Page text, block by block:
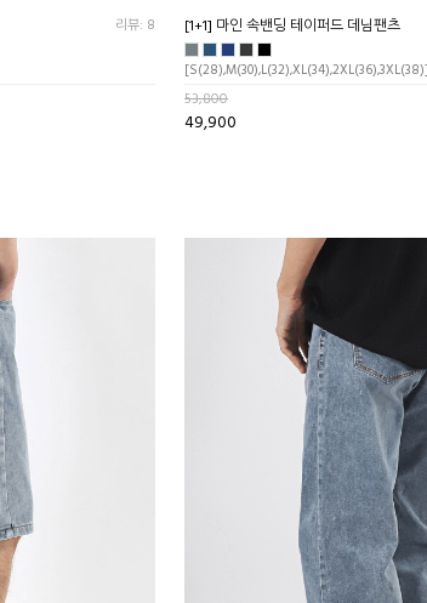
리뷰: 8 [1+1] 마인 속밴딩 테이퍼드 데님팬츠
[S(28),M(30),L(32),XL(34),2XL(36),3XL(38)]
53,800
49,900